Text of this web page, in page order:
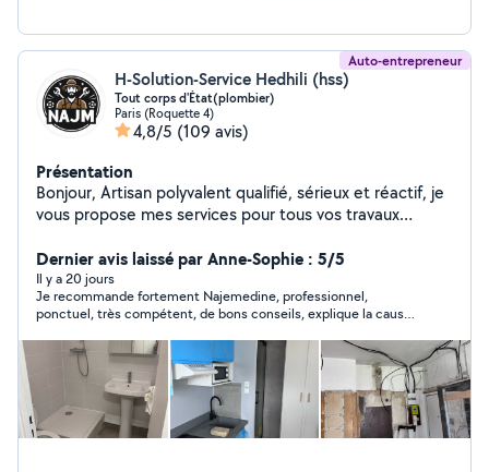
Auto-entrepreneur
H-Solution-Service Hedhili (hss)
Tout corps d'État(plombier)
Paris (Roquette 4)
4,8/5 (109 avis)
Présentation
Bonjour, Artisan polyvalent qualifié, sérieux et réactif, je
vous propose mes services pour tous vos travaux
un haut niveau de qualité et de finition. Plomberie &
installation sanitaire Installation, remplacement et
dépannage de WC, éviers, lavabos, robinetterie, parois
et receveurs de douche. Intervention rapide en cas de
fuite ou panne urgente. Installation électrique &
dépannage Petits travaux électriques, installations,
réparations, pannes et mises en sécurité. Maçonnerie,
carrelage & sols Petits travaux de maçonnerie, pose de
carrelage, lino, parquet et revêtements de sol.
Dernier avis laissé par Anne-Sophie : 5/5
Il y a 20 jours
Je recommande fortement Najemedine, professionnel,
ponctuel, très compétent, de bons conseils, explique la cause
tout cela ! Merci et Bravo Najemedine, plus de problème de
fuite ! Anne-Sophie